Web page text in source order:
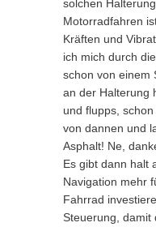
solchen
Motorradfahren
Kräften und
ich mich durch
schon von einem
an der Halterung
und flupps,
von dannen und
Asphalt! Ne,
Es gibt dann halt
Navigation mehr
Fahrrad
Steuerung, damit